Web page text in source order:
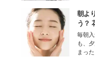
取締
ター
個性
衣装
気と
朝よ
う？
ータ
ン（
の常
毎朝
も、
まっ